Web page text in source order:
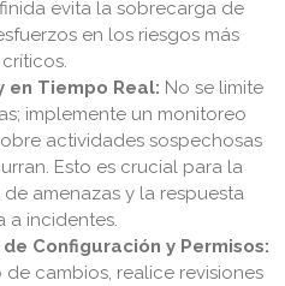
evita la sobrecarga de
en los riesgos más
críticos.
en Tiempo Real: No se limite
implemente un monitoreo
actividades sospechosas
Esto es crucial para la
amenazas y la respuesta
a incidentes.
Configuración y Permisos:
cambios, realice revisiones